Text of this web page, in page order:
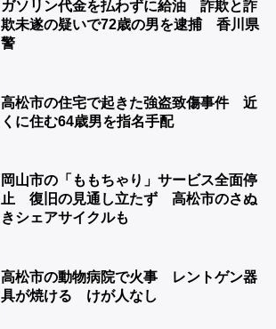
ガソリン代金を払わずに給油 詐欺と詐
欺未遂の疑いで72歳の男を逮捕 香川県
警
高松市の住宅で起きた強盗致傷事件 近
くに住む64歳男を指名手配
岡山市の「ももちゃり」サービス全面停
止 復旧の見通し立たず 高松市のさぬ
きシェアサイクルも
高松市の動物病院で火事 レントゲン器
具が焼ける けが人なし